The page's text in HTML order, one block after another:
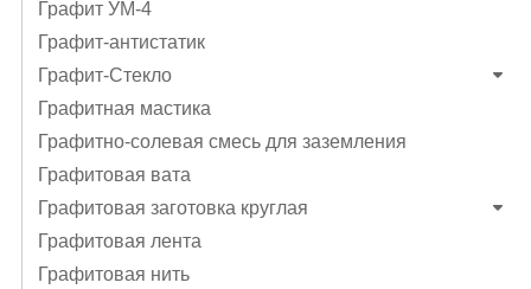
Графит УМ-4
Графит-антистатик
Графит-Стекло
Графитная мастика
Графитно-солевая смесь для заземления
Графитовая вата
Графитовая заготовка круглая
Графитовая лента
Графитовая нить